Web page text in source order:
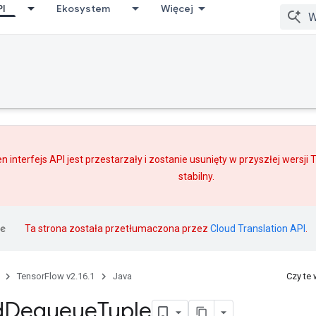
Ekosystem Więcej
interfejs API jest przestarzały i zostanie usunięty w przyszłej wersji
stabilny.
Ta strona została przetłumaczona przez Cloud Translation API
TensorFlow v2.16.1 Java Czy te
DequeueTuple